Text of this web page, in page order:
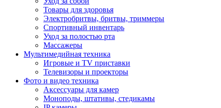
Товары для здоровья
Электробритвы, бритвы, триммеры
Спортивный инвентарь
Уход за полостью рта
Массажеры
Мультимедийная техника
Игровые и TV приставки
Телевизоры и проекторы
Фото и видео техника
Аксессуары для камер
Моноподы, штативы, стедикамы